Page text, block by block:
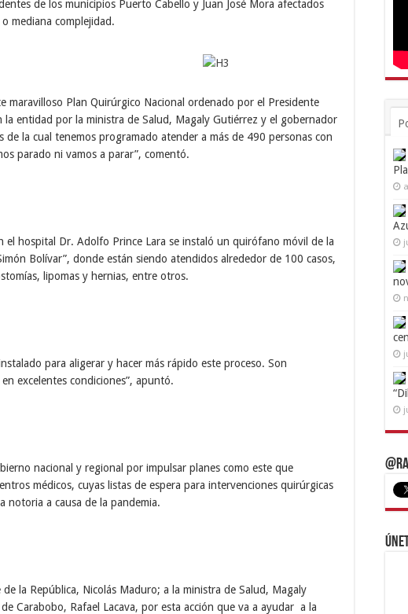
de los municipios Puerto Cabello y Juan José Mora afectados
mediana complejidad.
maravilloso Plan Quirúrgico Nacional ordenado por el Presidente
la entidad por la ministra de Salud, Magaly Gutiérrez y el gobernador
de la cual tenemos programado atender a más de 490 personas con
parado ni vamos a parar”, comentó.
el hospital Dr. Adolfo Prince Lara se instaló un quirófano móvil de la
Bolívar”, donde están siendo atendidos alrededor de 100 casos,
lipomas y hernias, entre otros.
para aligerar y hacer más rápido este proceso. Son
excelentes condiciones”, apuntó.
nacional y regional por impulsar planes como este que
médicos, cuyas listas de espera para intervenciones quirúrgicas
notoria a causa de la pandemia.
de la República, Nicolás Maduro; a la ministra de Salud, Magaly
Carabobo, Rafael Lacava, por esta acción que va a ayudar a la